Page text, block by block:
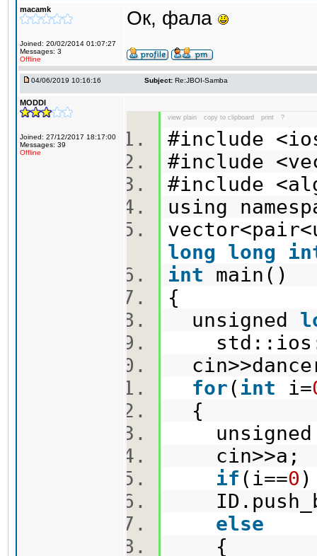
macamk
Joined: 20/02/2014 01:07:27
Messages: 3
Offline
Ок, фала
04/06/2019 10:16:16 Subject: Re:JBOI-Samba
MODDI
Joined: 27/12/2017 18:17:00
Messages: 39
Offline
view plain copy to clipboard print ?
#include
#include
#include
using
long
long
int main()
{
unsigned
for( int i=
{
if (i==0
else
{